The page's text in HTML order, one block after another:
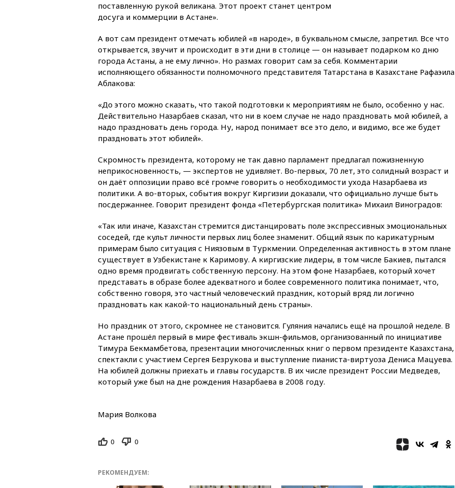
10:41Бывшая глава брокера
Mind Money Юлия Хандошко
признала свою вину
10:41Пашинян: Армения
ЕС и ЕАЭС
10:21ФСБ задержала более
20 сотрудников пунктов
обмена криптовалюты в
10:13Минтранс предлагает
тратить средства дорожных
фондов на защиту трасс от
БПЛА
09:56 Хакеры нашли
документы об ударах ВСУ по
России
09:49 WSJ: Трамп «сходит с
ума» из-за сообщений в СМИ
об истощении боеприпасов у
США
09:36
Исландия и Черногория
в 2028 году могут войти в
09:18 Пашинян сообщил о
приверженности Армении
основополагающим
принципам ЕАЭС
09:06
Гендиректора
удмуртской «Ижавиа»
атакован склад Wildberries
поставленную рукой великана. Этот проект станет центром
досуга и коммерции в Астане».
А вот сам президент отмечать юбилей «в народе», в буквальном смысле, запретил. Все что
открывается, звучит и происходит в эти дни в столице — он называет подарком ко дню
города Астаны, а не ему лично». Но размах говорит сам за себя. Комментарии
исполняющего обязанности полномочного представителя Татарстана в Казахстане Рафаэила
Аблакова:
«До этого можно сказать, что такой подготовки к мероприятиям не было, особенно у нас.
Действительно Назарбаев сказал, что ни в коем случае не надо праздновать мой юбилей, а
надо праздновать день города. Ну, народ понимает все это дело, и видимо, все же будет
праздновать этот юбилей».
Скромность президента, которому не так давно парламент предлагал пожизненную
неприкосновенность, — экспертов не удивляет. Во-первых, 70 лет, это солидный возраст и
он даёт оппозиции право всё громче говорить о необходимости ухода Назарбаева из
политики. А во-вторых, события вокруг Киргизии доказали, что официально лучше быть
посдержаннее. Говорит президент фонда «Петербургская политика» Михаил Виноградов:
«Так или иначе, Казахстан стремится дистанцировать поле экспрессивных эмоциональных
соседей, где культ личности первых лиц более знаменит. Общий язык по карикатурным
примерам было ситуация с Ниязовым в Туркмении. Определенная активность в этом плане
существует в Узбекистане к Каримову. А киргизские лидеры, в том числе Бакиев, пытался
одно время продвигать собственную персону. На этом фоне Назарбаев, который хочет
представать в образе более адекватного и более современного политика понимает, что,
собственно говоря, это частный человеческий праздник, который вряд ли логично
праздновать как какой-то национальный день страны».
Но праздник от этого, скромнее не становится. Гуляния начались ещё на прошлой неделе. В
Астане прошёл первый в мире фестиваль экшн-фильмов, организованный по инициативе
Тимура Бекмамбетова, презентации многочисленных книг о первом президенте Казахстана,
спектакли с участием Сергея Безрукова и выступление пианиста-виртуоза Дениса Мацуева.
На юбилей должны приехать и главы государств. В их числе президент России Медведев,
который уже был на дне рождения Назарбаева в 2008 году.
Мария Волкова
0 0
РЕКОМЕНДУЕМ: